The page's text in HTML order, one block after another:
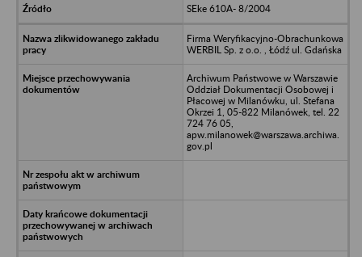
SEke 610A- 8/2004
Firma Weryfikacyjno-Obrachunkowa
WERBIL Sp. z o.o. , Łódź ul. Gdańska
Archiwum Państwowe w Warszawie
Oddział Dokumentacji Osobowej i
Płacowej w Milanówku, ul. Stefana
Okrzei 1, 05-822 Milanówek, tel. 22
724 76 05,
apw.milanowek@warszawa.archiwa.
gov.pl